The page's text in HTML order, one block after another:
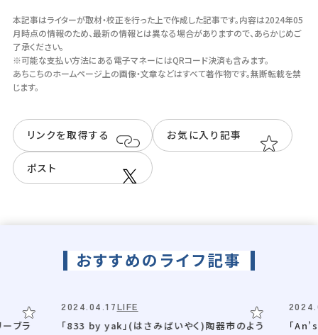
駐車場
無
@tokinofune
本記事はライターが取材・校正を行った上で作成した記事です。内容は2024年05
月時点の情報のため、最新の情報とは異なる場合がありますので、あらかじめご
了承ください。
※可能な支払い方法にある電子マネーにはQRコード決済も含みます。
あちこちのホームページ上の画像・⽂章などはすべて著作物です。無断転載を禁
じます。
リンクを取得する お気に入り記事
ポスト
おすすめのライフ記事
ブラ
「833 by yak」(はさみばいやく)陶器市のよう
2024.04.17LIFE
「